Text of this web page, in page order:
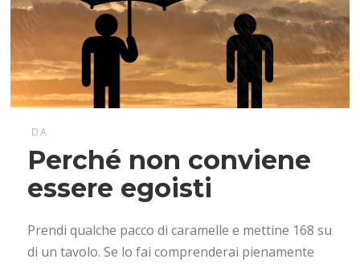
DA
Perché non conviene
essere egoisti
Prendi qualche pacco di caramelle e mettine 168 su
di un tavolo. Se lo fai comprenderai pienamente